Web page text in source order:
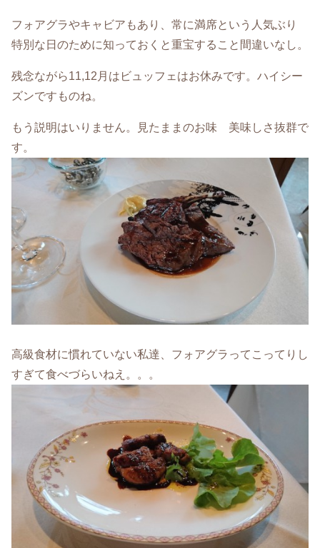
フォアグラやキャビアもあり、常に満席という人気ぶり
特別な日のために知っておくと重宝すること間違いなし。
残念ながら11,12月はビュッフェはお休みです。ハイシー
ズンですものね。
もう説明はいりません。見たままのお味 美味しさ抜群で
す。
高級食材に慣れていない私達、フォアグラってこってりし
すぎて食べづらいねえ。。。